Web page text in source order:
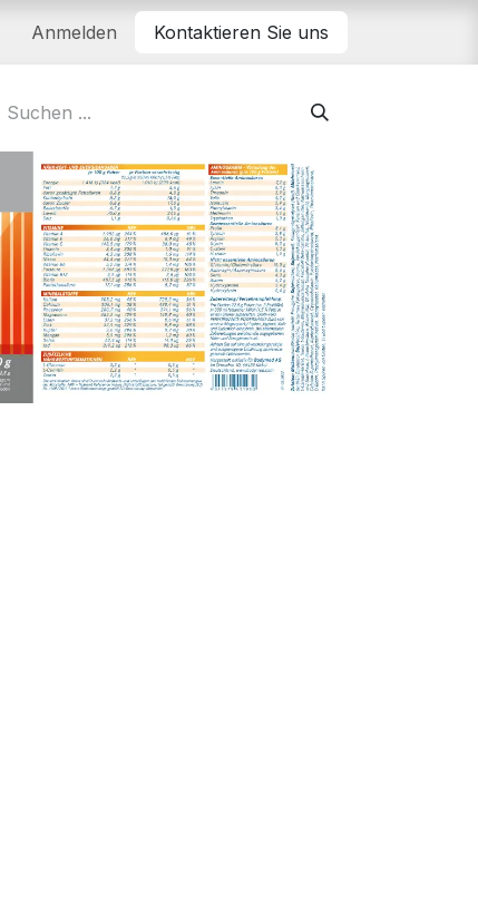
Anmelden Kontaktieren Sie uns